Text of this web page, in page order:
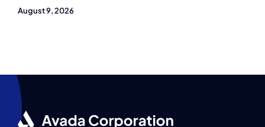
August 9, 2026